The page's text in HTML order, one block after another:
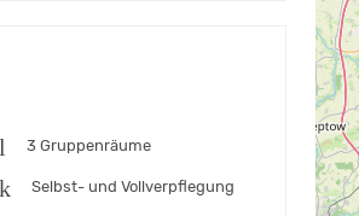
3 Gruppenräume
Selbst- und Vollverpflegung